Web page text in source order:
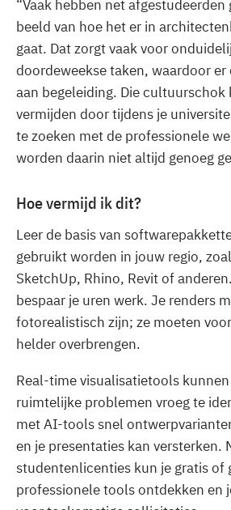
“Vaak hebben net afgestudeerden
beeld van hoe het er in
gaat. Dat zorgt vaak voor
doordeweekse taken, waardoor
aan begeleiding. Die cultuurschok
vermijden door tijdens je
te zoeken met de professionele
worden daarin niet altijd genoeg
Hoe vermijd ik dit?
Leer de basis van
gebruikt worden in jouw regio,
SketchUp, Rhino, Revit of
bespaar je uren werk. Je renders
fotorealistisch zijn; ze moeten
helder overbrengen.
Real-time visualisatietools
ruimtelijke problemen vroeg te
met AI-tools snel
en je presentaties kan versterken.
studentenlicenties kun je gratis of
professionele tools ontdekken en